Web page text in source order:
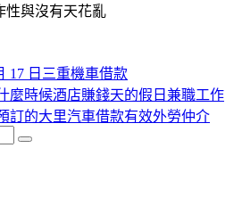
性與沒有天花亂
17 日 類
三重機車借款
麼時候酒店賺錢天的假日兼職工作
訂的大里汽車借款有效外勞仲介